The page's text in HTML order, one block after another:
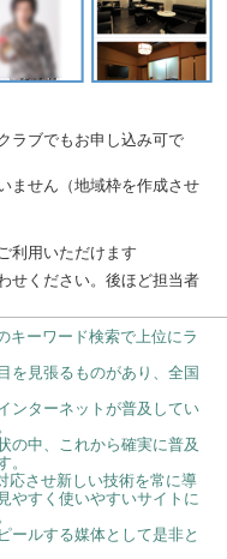
ラブでもお申し込み可で
ません（地域枠を作成させ
利用いただけます
せください。後ほど担当者
キーワード検索で上位にラ
を見張るものがあり、全国
ンターネットが普及してい
の中、これから確実に普及
。
応させ新しい技術を常に導
やすく使いやすいサイトに
ールする媒体として是非と